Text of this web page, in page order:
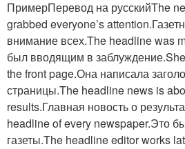
ПримерПеревод на русскийThe
grabbed everyone’s
внимание всех.The headline was
был вводящим в
the front page.Она написала
страницы.The headline news is
results.Главная новость о
headline of every newspaper.Это
газеты.The headline editor works